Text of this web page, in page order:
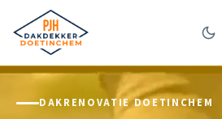
DAKRENOVATIE DOETINCHEM